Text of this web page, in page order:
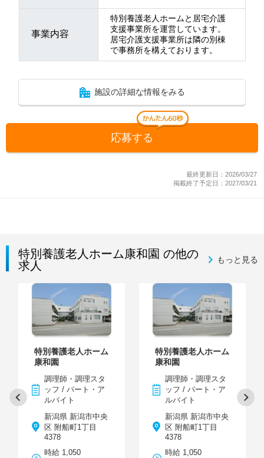
事業内容
特別養護老人ホームと居宅介護
支援事業所を運営しています。
居宅介護支援事業所は隣の別棟
で事務所を構えております。
施設の詳細な情報をみる
応募する
最終更新日：2026/03/27
掲載終了予定日：2027/03/21
特別養護老人ホーム康和園 の他の
求人
もっと見る
特別養護老人ホーム
康和園
調理師・調理スタ
ッフ / パート・ア
ルバイト
新潟県 新潟市中央
区 附船町1丁目
4378
時給 1,050
特別養護老人ホーム
康和園
調理師・調理スタ
ッフ / パート・ア
ルバイト
新潟県 新潟市中央
区 附船町1丁目
4378
時給 1,050